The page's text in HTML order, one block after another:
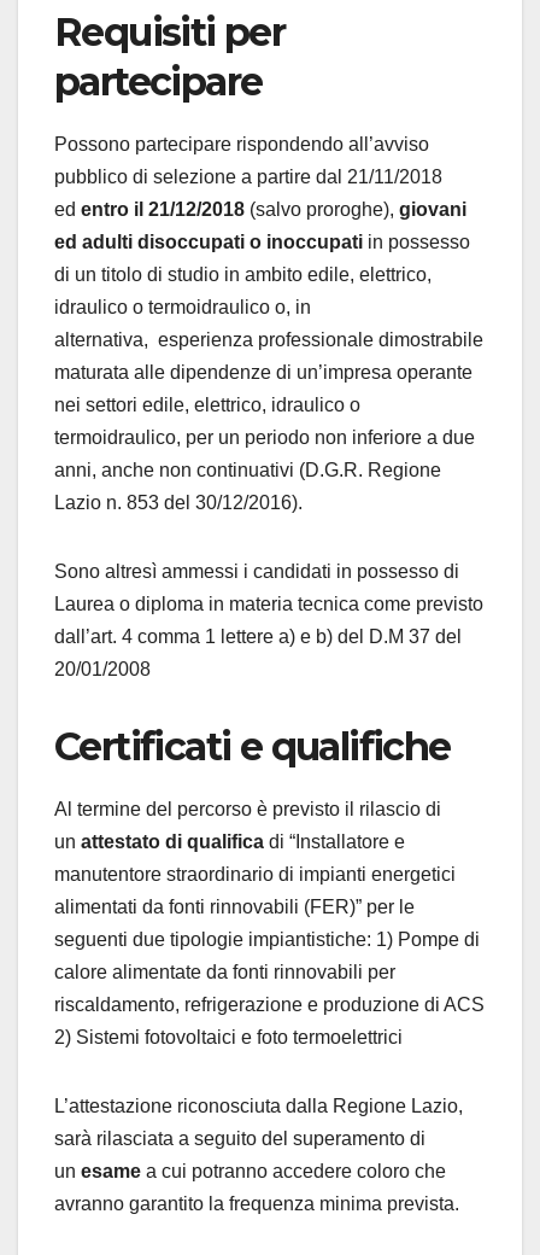
Requisiti per
partecipare
Possono partecipare rispondendo all’avviso
pubblico di selezione a partire dal 21/11/2018
ed entro il 21/12/2018 (salvo proroghe), giovani
ed adulti disoccupati o inoccupati in possesso
di un titolo di studio in ambito edile, elettrico,
idraulico o termoidraulico o, in
alternativa, esperienza professionale dimostrabile
maturata alle dipendenze di un’impresa operante
nei settori edile, elettrico, idraulico o
termoidraulico, per un periodo non inferiore a due
anni, anche non continuativi (D.G.R. Regione
Lazio n. 853 del 30/12/2016).
Sono altresì ammessi i candidati in possesso di
Laurea o diploma in materia tecnica come previsto
dall’art. 4 comma 1 lettere a) e b) del D.M 37 del
20/01/2008
Certificati e qualifiche
Al termine del percorso è previsto il rilascio di
un attestato di qualifica di “Installatore e
manutentore straordinario di impianti energetici
alimentati da fonti rinnovabili (FER)” per le
seguenti due tipologie impiantistiche: 1) Pompe di
calore alimentate da fonti rinnovabili per
riscaldamento, refrigerazione e produzione di ACS
2) Sistemi fotovoltaici e foto termoelettrici
L’attestazione riconosciuta dalla Regione Lazio,
sarà rilasciata a seguito del superamento di
un esame a cui potranno accedere coloro che
avranno garantito la frequenza minima prevista.